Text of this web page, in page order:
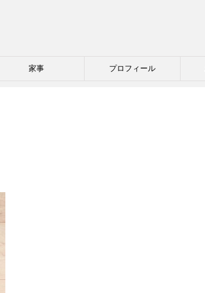
家事 プロフィール